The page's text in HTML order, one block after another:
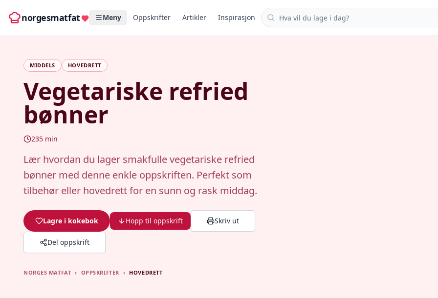
norgesmatfat Meny Oppskrifter Artikler Inspirasjon Søk i oppskrifter
MIDDELS HOVEDRETT
Vegetariske refried
bønner
235 min
Lær hvordan du lager smakfulle vegetariske refried
bønner med denne enkle oppskriften. Perfekt som
tilbehør eller hovedrett for en sunn og rask middag.
Lagre i kokebok Hopp til oppskrift Skriv ut
Del oppskrift
NORGES MATFAT › OPPSKRIFTER › HOVEDRETT